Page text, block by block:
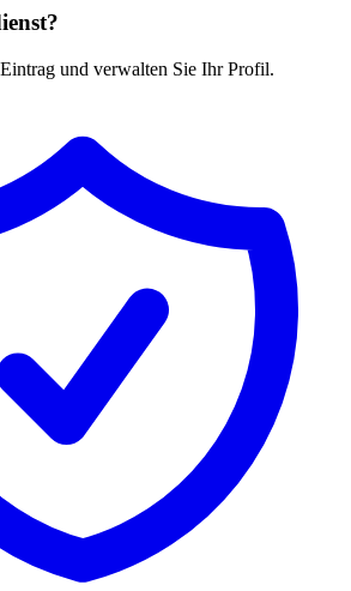
und verwalten Sie Ihr Profil.